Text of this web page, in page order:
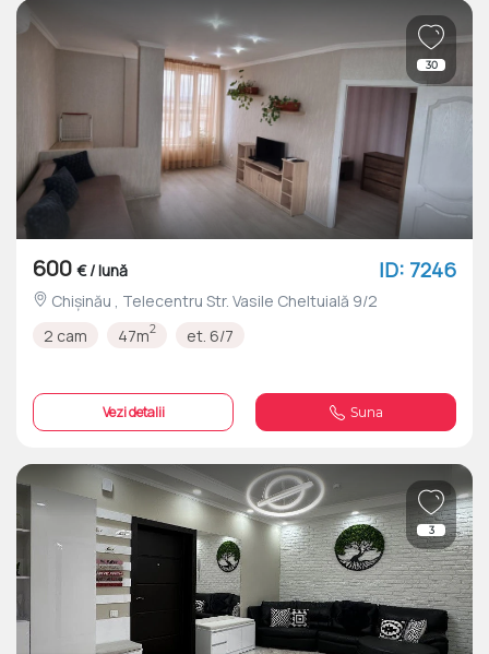
30
600 € / lună ID: 7246
Chișinău , Telecentru Str. Vasile Cheltuială 9/2
2 cam
47m2 et. 6/7
Vezi detalii Suna
3